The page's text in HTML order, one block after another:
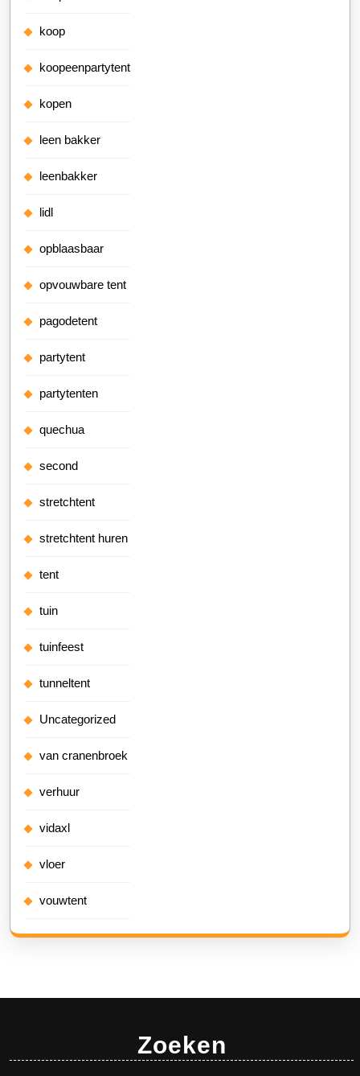
koop
koopeenpartytent
kopen
leen bakker
leenbakker
lidl
opblaasbaar
opvouwbare tent
pagodetent
partytent
partytenten
quechua
second
stretchtent
stretchtent huren
tent
tuin
tuinfeest
tunneltent
Uncategorized
van cranenbroek
verhuur
vidaxl
vloer
vouwtent
Zoeken